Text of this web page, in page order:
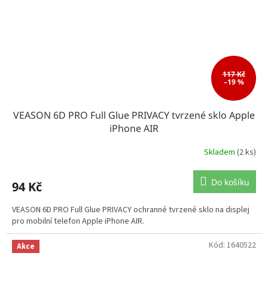
117 Kč
–19 %
VEASON 6D PRO Full Glue PRIVACY tvrzené sklo Apple
iPhone AIR
Skladem (2 ks)
94 Kč Do košíku
VEASON 6D PRO Full Glue PRIVACY ochranné tvrzené sklo na displej
pro mobilní telefon Apple iPhone AIR.
Akce Kód: 1640522